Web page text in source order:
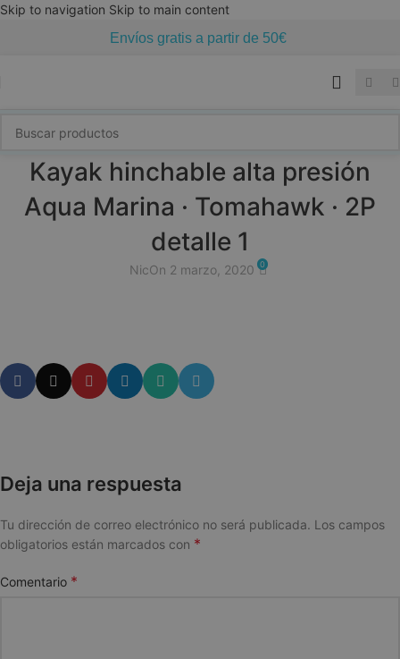
Skip to navigation Skip to main content
Envíos gratis a partir de 50€
Kayak hinchable alta presión
Aqua Marina · Tomahawk · 2P
detalle 1
NicOn 2 marzo, 2020 0
Deja una respuesta
Tu dirección de correo electrónico no será publicada. Los campos
obligatorios están marcados con *
Comentario *